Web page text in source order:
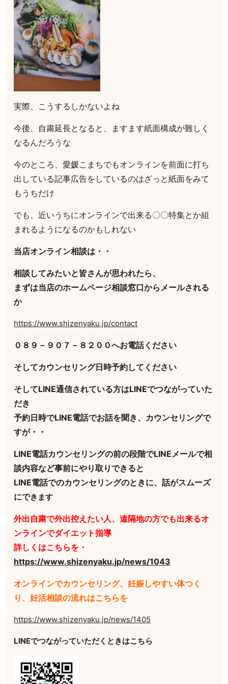
実際、こうするしかないよね
今後、自粛延長となると、ますます紙面構成が難しく
なるんだろうな
今のところ、愛媛こまちでもオンラインを前面に打ち
出している記事広告をしているのはざっと紙面をみて
もうちだけ
でも、近いうちにオンラインで出来る〇〇特集とか組
まれるようになるのかもしれない
当店オンライン相談は・・
相談してみたいと皆さんが思われたら、
まずは当店のホームページ相談窓口からメールされる
か
https://www.shizenyaku.jp/contact
０８９－９０７－８２００へお電話ください
そしてカウンセリング日時予約してください
そしてLINE通信されている方はLINEでつながっていた
だき
予約日時でLINE電話でお話を聞き、カウンセリングで
すが・・
LINE電話カウンセリングの前の段階でLINEメールで相
談内容など事前にやり取りできると
LINE電話でのカウンセリングのときに、話がスムーズ
にできます
外出自粛で外出控えたい人、遠隔地の方でも出来るオ
ンラインでダイエット指導
詳しくはこちらを・
https://www.shizenyaku.jp/news/1043
オンラインでカウンセリング、妊娠しやすい体つく
り、妊活相談の流れはこちらを
https://www.shizenyaku.jp/news/1405
LINEでつながっていただくときはこちら